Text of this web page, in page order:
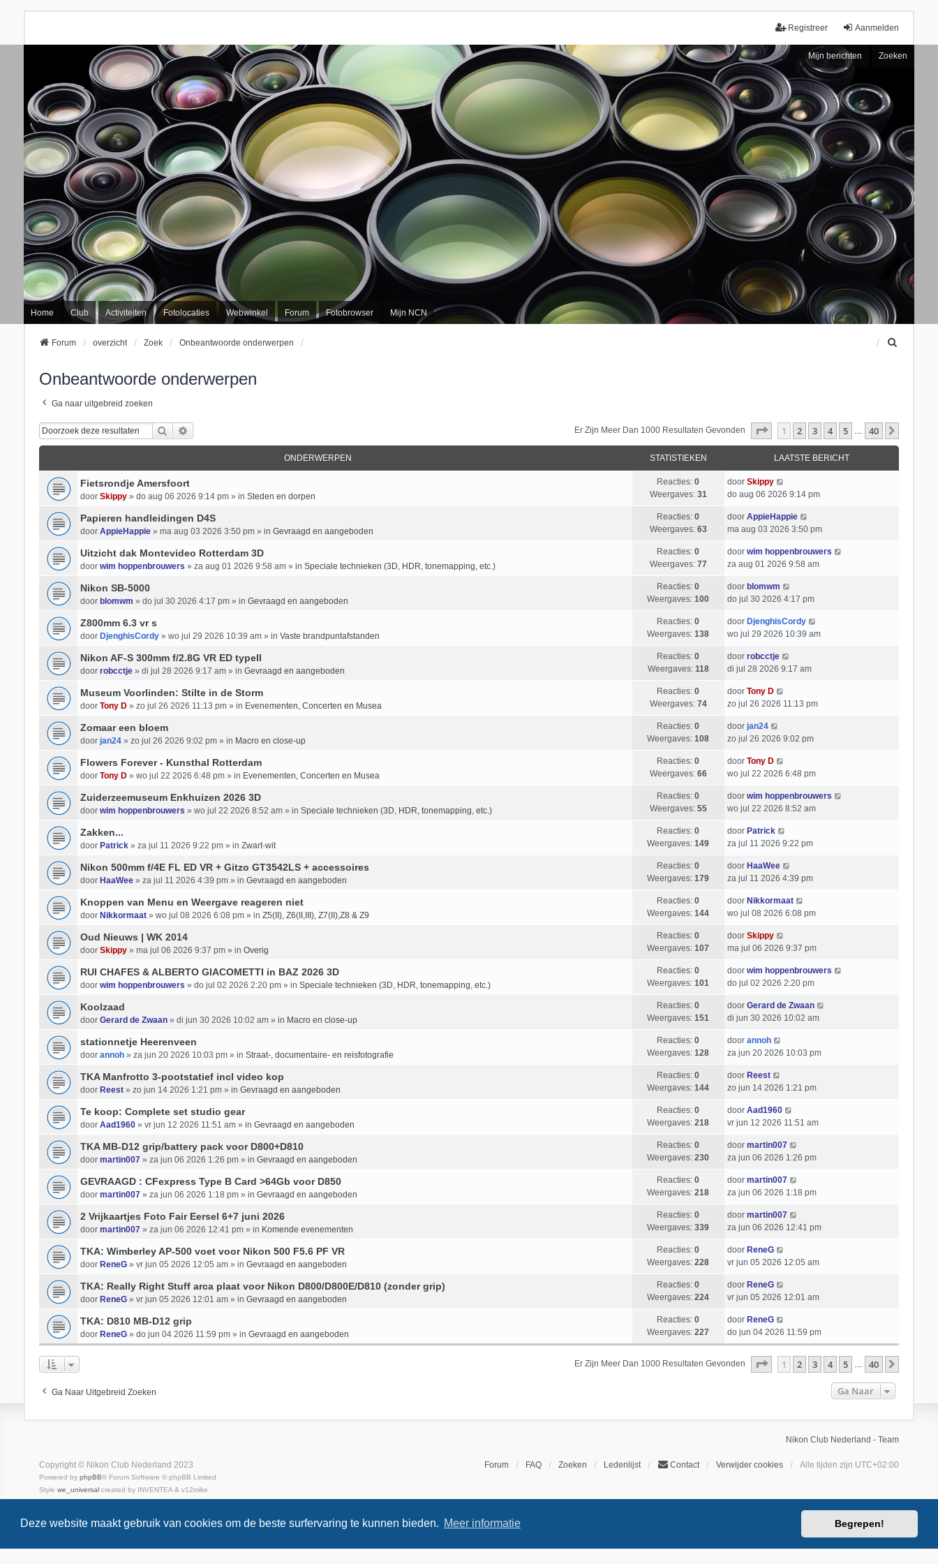
Deze website maakt gebruik van cookies om de beste surfervaring te kunnen bieden. Meer informatie Begrepen!
Aanmelden
Registreer
Mijn berichten Zoeken
Home Club Activiteiten Fotolocaties Webwinkel Forum Fotobrowser Mijn NCN
Forum overzicht Zoek Onbeantwoorde onderwerpen
Onbeantwoorde onderwerpen
Ga naar uitgebreid zoeken
Zoek Er Zijn Meer Dan 1000 Resultaten Gevonden Pagina1 Van 40
1 2 3 4 5 … 40
ONDERWERPEN STATISTIEKEN LAATSTE BERICHT
Fietsrondje Amersfoort
door Skippy» do aug 06 2026 9:14 pm » in Steden en dorpen
Reacties:0
Weergaves: 31
door Skippy
do aug 06 2026 9:14 pm
Papieren handleidingen D4S
door AppieHappie» ma aug 03 2026 3:50 pm » in Gevraagd en aangeboden
Reacties:0
Weergaves: 63
door AppieHappie
ma aug 03 2026 3:50 pm
Uitzicht dak Montevideo Rotterdam 3D
door wim hoppenbrouwers » za aug 01 2026 9:58 am » in Speciale technieken (3D, HDR, tonemapping, etc.)
Reacties:0
Weergaves: 77
door wim hoppenbrouwers
za aug 01 2026 9:58 am
Nikon SB-5000
door blomwm » do jul 30 2026 4:17 pm » in Gevraagd en aangeboden
Reacties:0
Weergaves:100
door blomwm
do jul 30 2026 4:17 pm
Z800mm 6.3 vr s
door DjenghisCordy» wo jul 29 2026 10:39 am » in Vaste brandpuntafstanden
Reacties:0
Weergaves:138
door DjenghisCordy
wo jul 29 2026 10:39 am
Nikon AF-S 300mm f/2.8G VR ED typeII
door robcctje» di jul 28 2026 9:17 am » in Gevraagd en aangeboden
Reacties:0
Weergaves: 118
door robcctje
di jul 28 2026 9:17 am
Museum Voorlinden: Stilte in de Storm
door Tony D» zo jul 26 2026 11:13 pm » in Evenementen, Concerten en Musea
Reacties:0
Weergaves: 74
door Tony D
zo jul 26 2026 11:13 pm
Zomaar een bloem
door jan24» zo jul 26 2026 9:02 pm » in Macro en close-up
Reacties:0
Weergaves:108
door jan24
zo jul 26 2026 9:02 pm
Flowers Forever - Kunsthal Rotterdam
door Tony D» wo jul 22 2026 6:48 pm » in Evenementen, Concerten en Musea
Reacties:0
Weergaves: 66
door Tony D
wo jul 22 2026 6:48 pm
Zuiderzeemuseum Enkhuizen 2026 3D
door wim hoppenbrouwers » wo jul 22 2026 8:52 am » in Speciale technieken (3D, HDR, tonemapping, etc.)
Reacties:0
Weergaves: 55
door wim hoppenbrouwers
wo jul 22 2026 8:52 am
Zakken...
door Patrick» za jul 11 2026 9:22 pm » in Zwart-wit
Reacties:0
Weergaves:149
door Patrick
za jul 11 2026 9:22 pm
Nikon 500mm f/4E FL ED VR + Gitzo GT3542LS + accessoires
door HaaWee» za jul 11 2026 4:39 pm » in Gevraagd en aangeboden
Reacties:0
Weergaves:179
door HaaWee
za jul 11 2026 4:39 pm
Knoppen van Menu en Weergave reageren niet
door Nikkormaat» wo jul 08 2026 6:08 pm » in Z5(II), Z6(II,III), Z7(II),Z8 & Z9
Reacties:0
Weergaves:144
door Nikkormaat
wo jul 08 2026 6:08 pm
Oud Nieuws | WK 2014
door Skippy» ma jul 06 2026 9:37 pm » in Overig
Reacties:0
Weergaves:107
door Skippy
ma jul 06 2026 9:37 pm
RUI CHAFES & ALBERTO GIACOMETTI in BAZ 2026 3D
door wim hoppenbrouwers » do jul 02 2026 2:20 pm » in Speciale technieken (3D, HDR, tonemapping, etc.)
Reacties:0
Weergaves:101
door wim hoppenbrouwers
do jul 02 2026 2:20 pm
Koolzaad
door Gerard de Zwaan» di jun 30 2026 10:02 am » in Macro en close-up
Reacties:0
Weergaves:151
door Gerard de Zwaan
di jun 30 2026 10:02 am
stationnetje Heerenveen
door annoh» za jun 20 2026 10:03 pm » in Straat-, documentaire- en reisfotografie
Reacties:0
Weergaves:128
door annoh
za jun 20 2026 10:03 pm
TKA Manfrotto 3-pootstatief incl video kop
door Reest» zo jun 14 2026 1:21 pm » in Gevraagd en aangeboden
Reacties:0
Weergaves:144
door Reest
zo jun 14 2026 1:21 pm
Te koop: Complete set studio gear
door Aad1960» vr jun 12 2026 11:51 am » in Gevraagd en aangeboden
Reacties:0
Weergaves:218
door Aad1960
vr jun 12 2026 11:51 am
TKA MB-D12 grip/battery pack voor D800+D810
door martin007» za jun 06 2026 1:26 pm » in Gevraagd en aangeboden
Reacties:0
Weergaves:230
door martin007
za jun 06 2026 1:26 pm
GEVRAAGD : CFexpress Type B Card >64Gb voor D850
door martin007» za jun 06 2026 1:18 pm » in Gevraagd en aangeboden
Reacties:0
Weergaves:218
door martin007
za jun 06 2026 1:18 pm
2 Vrijkaartjes Foto Fair Eersel 6+7 juni 2026
door martin007» za jun 06 2026 12:41 pm » in Komende evenementen
Reacties:0
Weergaves:339
door martin007
za jun 06 2026 12:41 pm
TKA: Wimberley AP-500 voet voor Nikon 500 F5.6 PF VR
door ReneG» vr jun 05 2026 12:05 am » in Gevraagd en aangeboden
Reacties:0
Weergaves:228
door ReneG
vr jun 05 2026 12:05 am
TKA: Really Right Stuff arca plaat voor Nikon D800/D800E/D810 (zonder grip)
door ReneG» vr jun 05 2026 12:01 am » in Gevraagd en aangeboden
Reacties:0
Weergaves:224
door ReneG
vr jun 05 2026 12:01 am
TKA: D810 MB-D12 grip
door ReneG» do jun 04 2026 11:59 pm » in Gevraagd en aangeboden
Reacties:0
Weergaves:227
door ReneG
do jun 04 2026 11:59 pm
Er Zijn Meer Dan 1000 Resultaten Gevonden Pagina1 Van 40
1 2 3 4 5 … 40
Ga Naar Uitgebreid Zoeken Ga Naar
Nikon Club Nederland - Team
Forum FAQ Zoeken Ledenlijst Contact Verwijder cookies Alle tijden zijn UTC+02:00
Copyright © Nikon Club Nederland 2023
Powered by phpBB® Forum Software © phpBB Limited
Style we_universalcreated by INVENTEA & v12mike